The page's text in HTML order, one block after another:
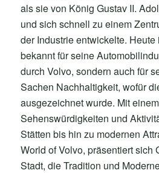
als sie von König Gustav II.
und sich schnell zu einem
der Industrie entwickelte.
bekannt für seine
durch Volvo, sondern auch für
Sachen Nachhaltigkeit, wofür
ausgezeichnet wurde. Mit
Sehenswürdigkeiten und
Stätten bis hin zu modernen
World of Volvo, präsentiert sich
Stadt, die Tradition und